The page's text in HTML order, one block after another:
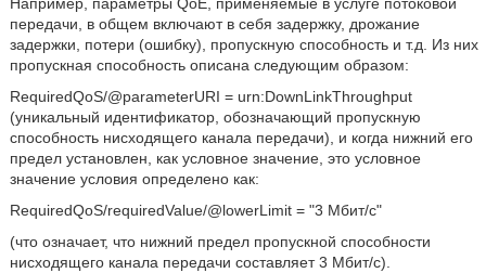
передачи, в общем включают в себя задержку, дрожание
задержки, потери (ошибку), пропускную способность и т.д. Из них
пропускная способность описана следующим образом:
RequiredQoS/@parameterURI = urn:DownLinkThroughput
(уникальный идентификатор, обозначающий пропускную
способность нисходящего канала передачи), и когда нижний его
предел установлен, как условное значение, это условное
значение условия определено как:
RequiredQoS/requiredValue/@lowerLimit = "3 Мбит/с"
(что означает, что нижний предел пропускной способности
нисходящего канала передачи составляет 3 Мбит/с).